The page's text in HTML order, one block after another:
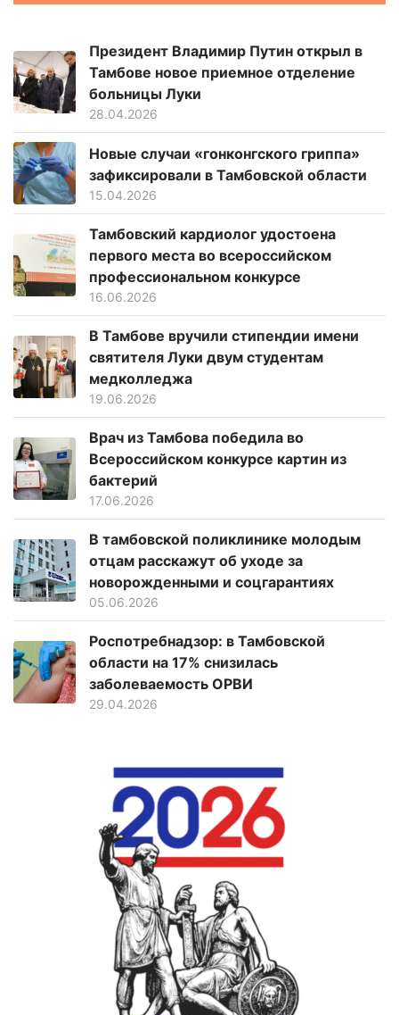
Президент Владимир Путин открыл в
Тамбове новое приемное отделение
больницы Луки
28.04.2026
Новые случаи «гонконгского гриппа»
зафиксировали в Тамбовской области
15.04.2026
Тамбовский кардиолог удостоена
первого места во всероссийском
профессиональном конкурсе
16.06.2026
В Тамбове вручили стипендии имени
святителя Луки двум студентам
медколледжа
19.06.2026
Врач из Тамбова победила во
Всероссийском конкурсе картин из
бактерий
17.06.2026
В тамбовской поликлинике молодым
отцам расскажут об уходе за
новорожденными и соцгарантиях
05.06.2026
Роспотребнадзор: в Тамбовской
области на 17% снизилась
заболеваемость ОРВИ
29.04.2026